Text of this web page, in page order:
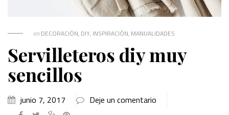
en DECORACIÓN, DIY, INSPIRACIÓN, MANUALIDADES
Servilleteros diy muy
sencillos
junio 7, 2017 Deje un comentario